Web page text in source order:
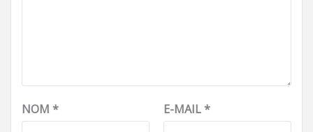
NOM * E-MAIL*